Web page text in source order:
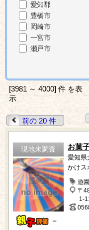
愛知郡
豊橋市
岡崎市
一宮市
瀬戸市
[3981 ～ 4000] 件 を表
示
前の 20 件
現地未調査
－
お菓
愛知県
かけス
遊
〒
1-11